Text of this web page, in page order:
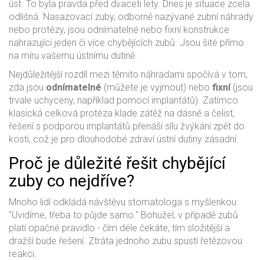
úst. To byla pravda před dvaceti lety. Dnes je situace zcela
odlišná. Nasazovací zuby, odborně nazývané zubní náhrady
nebo protézy, jsou odnímatelné nebo fixní konstrukce
nahrazující jeden či více chybějících zubů. Jsou šité přímo
na míru vašemu ústnímu dutině.
Nejdůležitější rozdíl mezi těmito náhradami spočívá v tom,
zda jsou odnímatelné (můžete je vyjmout) nebo fixní(jsou
trvale uchyceny, například pomocí implantátů). Zatímco
klasická celková protéza klade zátěž na dásně a čelist,
řešení s podporou implantátů přenáší sílu žvýkání zpět do
kosti, což je pro dlouhodobé zdraví ústní dutiny zásadní.
Proč je důležité řešit chybějící
zuby co nejdříve?
Mnoho lidí odkládá návštěvu stomatologa s myšlenkou:
"Uvidíme, třeba to půjde samo." Bohužel, v případě zubů
platí opačné pravidlo - čím déle čekáte, tím složitější a
dražší bude řešení. Ztráta jednoho zubu spustí řetězovou
reakci.